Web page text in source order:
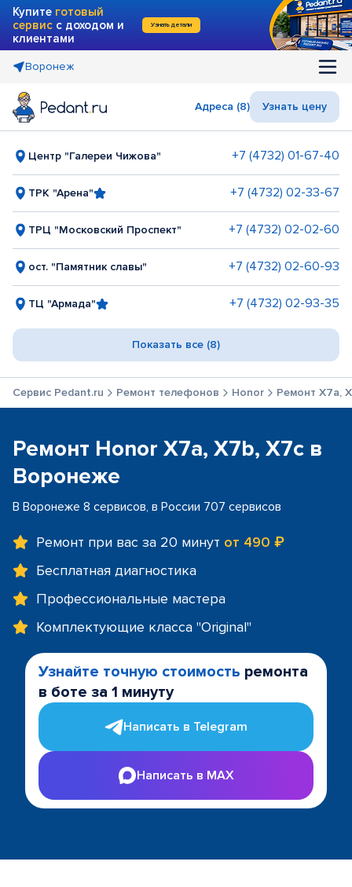
Купите готовый
сервис с доходом и
клиентами
Узнать детали
Воронеж
Адреса (8) Узнать цену
Центр "Галереи Чижова" +7 (4732) 01-67-40
ТРК "Арена" +7 (4732) 02-33-67
ТРЦ "Московский Проспект" +7 (4732) 02-02-60
ост. "Памятник славы" +7 (4732) 02-60-93
ТЦ "Армада" +7 (4732) 02-93-35
Показать все (8)
Сервис Pedant.ru Ремонт телефонов Honor Ремонт X7a,
Ремонт Honor X7a, X7b, X7c в
Воронеже
В Воронеже 8 сервисов, в России 707 сервисов
Ремонт при вас за 20 минут от 490 ₽
Бесплатная диагностика
Профессиональные мастера
Комплектующие класса "Original"
Узнайте точную стоимость ремонта
в боте за 1 минуту
Написать в Telegram
Написать в MAX